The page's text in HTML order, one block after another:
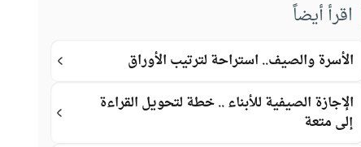
اقرأ أيضاً
الأسرة والصيف.. استراحة لترتيب الأوراق
الإجازة الصيفية للأبناء .. خطة لتحويل القراءة
إلى متعة